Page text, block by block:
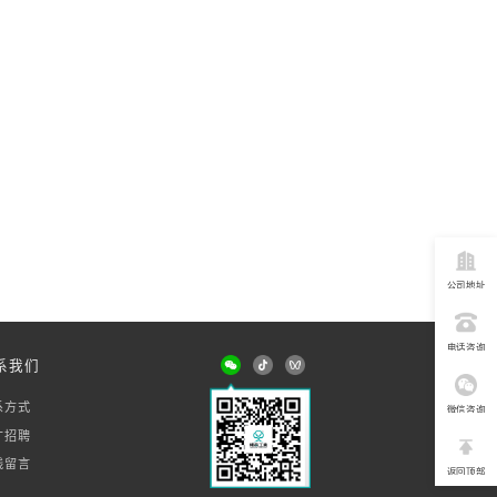
我们
方式
招聘
留言
公司地址
电话咨询
微信咨询
返回顶部